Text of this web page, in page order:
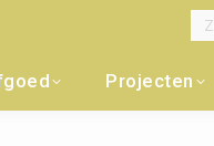
Projecten